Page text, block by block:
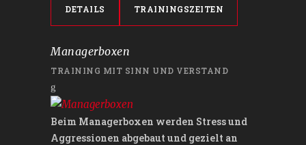
DETAILS TRAININGSZEITEN
Managerboxen
TRAINING MIT SINN UND VERSTAND
Beim Managerboxen werden Stress und
Aggressionen abgebaut und gezielt an